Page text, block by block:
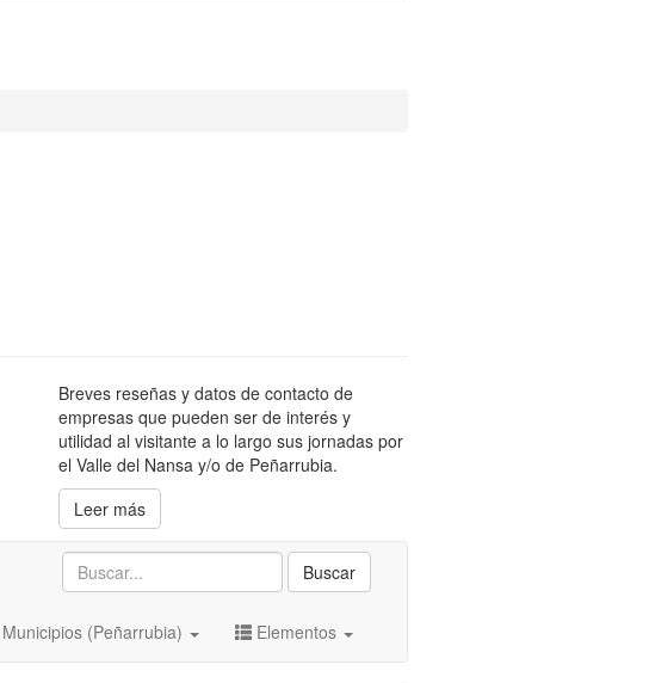
Breves reseñas y datos de contacto de
empresas que pueden ser de interés y
utilidad al visitante a lo largo sus jornadas por
el Valle del Nansa y/o de Peñarrubia.
Leer más
Buscar
Municipios (Peñarrubia) Elementos